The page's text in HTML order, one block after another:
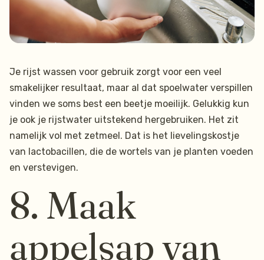
Je rijst wassen voor gebruik zorgt voor een veel
smakelijker resultaat, maar al dat spoelwater verspillen
vinden we soms best een beetje moeilijk. Gelukkig kun
je ook je rijstwater uitstekend hergebruiken. Het zit
namelijk vol met zetmeel. Dat is het lievelingskostje
van lactobacillen, die de wortels van je planten voeden
en verstevigen.
8. Maak
appelsap van